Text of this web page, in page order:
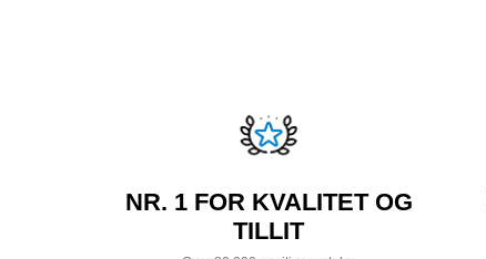
NR. 1 FOR KVALITET OG
TILLIT